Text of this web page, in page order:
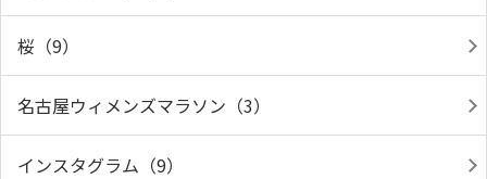
桜（9）
名古屋ウィメンズマラソン（3）
インスタグラム（9）